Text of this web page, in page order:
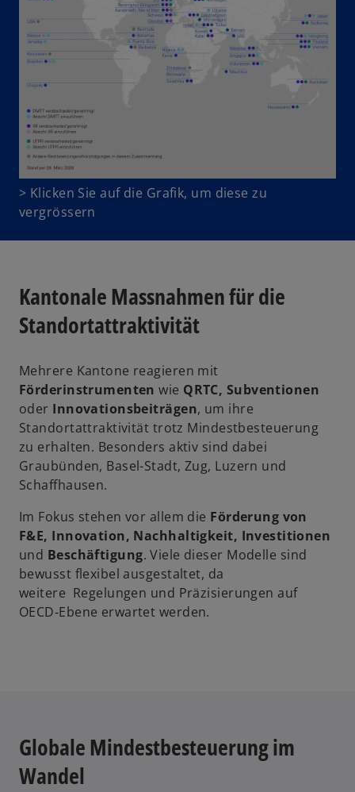
g
e
ff
w
i
d
e
i
r
n
e
u
e
n
R
e
g
i
s
t
e
g
e
ö
> Klicken Sie auf die Grafik, um diese zu
vergrössern
Kantonale Massnahmen für die
Standortattraktivität
Mehrere Kantone reagieren mit
Förderinstrumentenwie QRTC, Subventionen
oder Innovationsbeiträgen, um ihre
Standortattraktivität trotz Mindestbesteuerung
zu erhalten. Besonders aktiv sind dabei
Graubünden, Basel-Stadt, Zug, Luzern und
Schaffhausen.
Im Fokus stehen vor allem die Förderung von
F&E, Innovation, Nachhaltigkeit, Investitionen
und Beschäftigung. Viele dieser Modelle sind
bewusst flexibel ausgestaltet, da
weitere Regelungen und Präzisierungen auf
OECD‑Ebene erwartet werden.
Globale Mindestbesteuerung im
Wandel